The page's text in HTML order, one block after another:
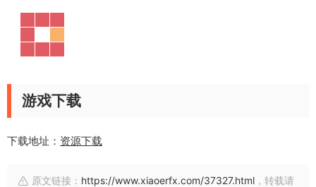
游戏下载
下载地址： 资源下载
原文链接： https://www.xiaoerfx.com/37327.html ，转载请